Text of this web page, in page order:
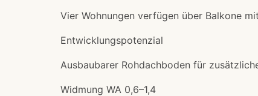
Vier Wohnungen verfügen über Balkone
Entwicklungspotenzial
Ausbaubarer Rohdachboden für
Widmung WA 0,6–1,4